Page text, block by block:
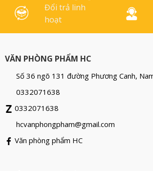
Đổi trả linh
hoạt
VĂN PHÒNG PHẨM HC
Số 36 ngõ 131 đường Phương Canh,
0332071638
0332071638
hcvanphongpham@gmail.com
Văn phòng phẩm HC